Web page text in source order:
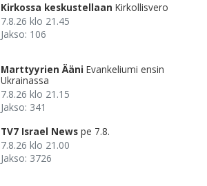
Kirkossa keskustellaan Kirkollisvero
7.8.26 klo 21.45
Jakso: 106
Marttyyrien Ääni Evankeliumi ensin
Ukrainassa
7.8.26 klo 21.15
Jakso: 341
TV7 Israel News pe 7.8.
7.8.26 klo 21.00
Jakso: 3726